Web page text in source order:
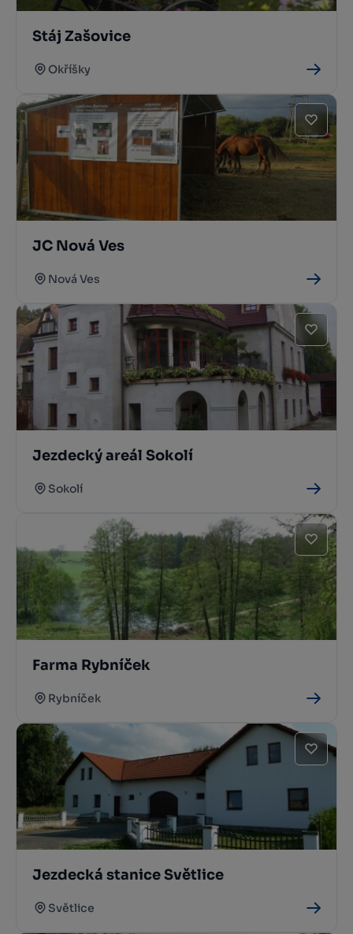
Stáj Zašovice
Okříšky
JC Nová Ves
Nová Ves
Jezdecký areál Sokolí
Sokolí
Farma Rybníček
Rybníček
Jezdecká stanice Světlice
Světlice